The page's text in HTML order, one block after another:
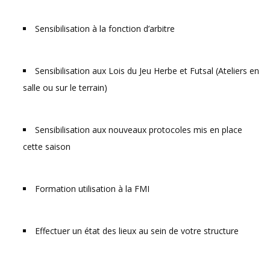
Sensibilisation à la fonction d’arbitre
Sensibilisation aux Lois du Jeu Herbe et Futsal (Ateliers en
salle ou sur le terrain)
Sensibilisation aux nouveaux protocoles mis en place
cette saison
Formation utilisation à la FMI
Effectuer un état des lieux au sein de votre structure